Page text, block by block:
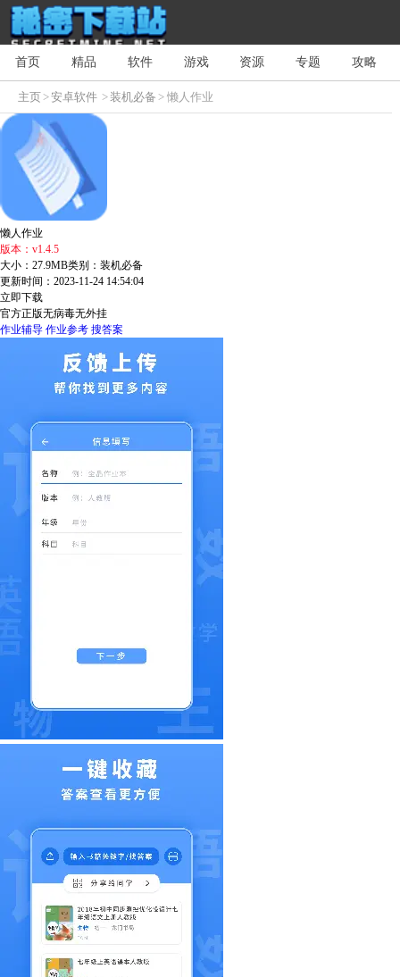
首页 精品 软件 游戏 资源 专题 攻略
主页>安卓软件 >装机必备 > 懒人作业
懒人作业
版本：v1.4.5
大小：27.9MB类别：装机必备
更新时间：2023-11-24 14:54:04
立即下载
官方正版无病毒无外挂
作业辅导 作业参考 搜答案